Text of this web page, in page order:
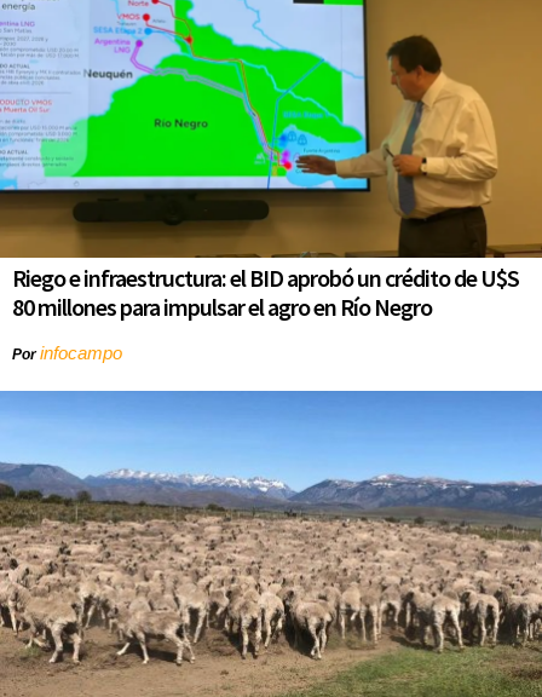
Riego e infraestructura: el BID aprobó un crédito de U$S
80 millones para impulsar el agro en Río Negro
Porinfocampo